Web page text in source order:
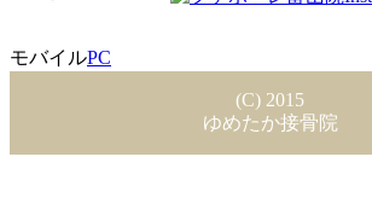
モバイルPC
(C) 2015
ゆめたか接骨院